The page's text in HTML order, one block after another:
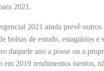
2021.
2021 ainda prevê
bolsas de estudo, estagiários
daquele ano a posse ou a
em 2019 rendimentos isentos,